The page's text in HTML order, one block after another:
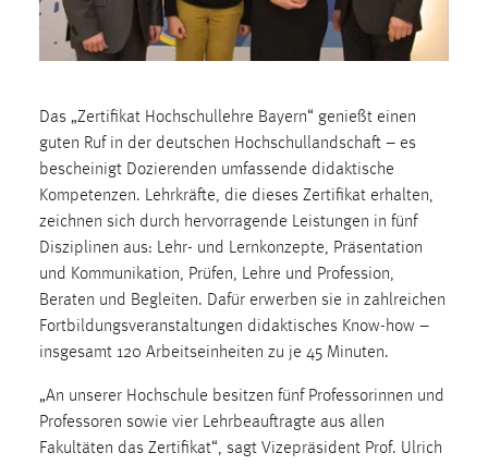
Das „Zertifikat Hochschullehre Bayern“ genießt einen
guten Ruf in der deutschen Hochschullandschaft – es
bescheinigt Dozierenden umfassende didaktische
Kompetenzen. Lehrkräfte, die dieses Zertifikat erhalten,
zeichnen sich durch hervorragende Leistungen in fünf
Disziplinen aus: Lehr- und Lernkonzepte, Präsentation
und Kommunikation, Prüfen, Lehre und Profession,
Beraten und Begleiten. Dafür erwerben sie in zahlreichen
Fortbildungsveranstaltungen didaktisches Know-how –
insgesamt 120 Arbeitseinheiten zu je 45 Minuten.
„An unserer Hochschule besitzen fünf Professorinnen und
Professoren sowie vier Lehrbeauftragte aus allen
Fakultäten das Zertifikat“, sagt Vizepräsident Prof. Ulrich
Für performante Seitenauslieferung wird in diesem Cookie
gespeichert, ob man eingeloggt ist.
Name:
site-language-preference
Zweck:
Das Cookie speichert die gewählte Sprache der Website.
Cookie Laufzeit:
30 Tage
Chat
Name:
MibewSessionID, MIBEW_UserID, mibew_locale, mibew-
chat-frame-style-5e9dbeb1811c0446